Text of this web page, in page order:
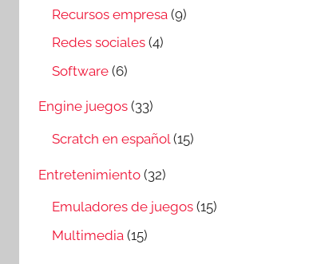
Recursos empresa (9)
Redes sociales (4)
Software (6)
Engine juegos (33)
Scratch en español(15)
Entretenimiento (32)
Emuladores de juegos (15)
Multimedia (15)